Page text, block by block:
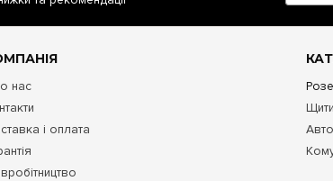
нас
і оплата